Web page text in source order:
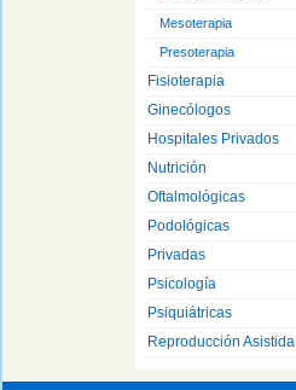
Mesoterapia
Presoterapia
Fisioterapia
Ginecólogos
Hospitales Privados
Nutrición
Oftalmológicas
Podológicas
Privadas
Psicología
Psiquiátricas
Reproducción Asistida